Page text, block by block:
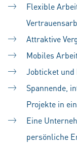
Flexible
Attraktive
Mobiles
Jobticket
Spannende,
Projekte in
Eine
persönliche